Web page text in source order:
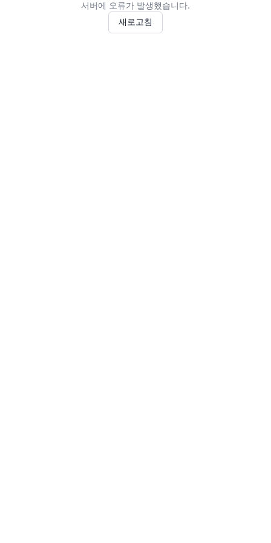
서버에 오류가 발생했습니다.
새로고침